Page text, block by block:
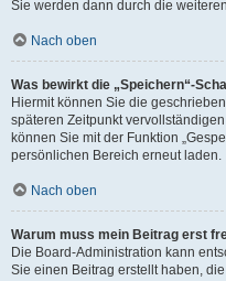
Sie werden dann durch die
Nach oben
Was bewirkt die „Speichern“-
Hiermit können Sie die
späteren Zeitpunkt
können Sie mit der Funktion
persönlichen Bereich erneut laden.
Nach oben
Warum muss mein Beitrag erst
Die Board-Administration kann
Sie einen Beitrag erstellt haben,